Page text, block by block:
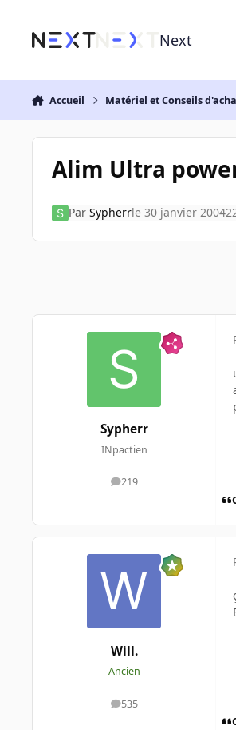
Next
Accueil Matériel et Conseils
Alim Ultra
Par Sypherrle 30 janvier 2004
Sypherr
INpactien
219
messages
Will.
Ancien
535
messages